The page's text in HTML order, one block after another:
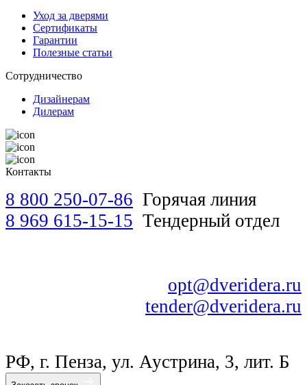
Уход за дверями
Сертификаты
Гарантии
Полезные статьи
Сотрудничество
Дизайнерам
Дилерам
Контакты
8 800 250-07-86 Горячая линия
8 969 615-15-15 Тендерный отдел
opt@dveridera.ru
tender@dveridera.ru
РФ, г. Пенза, ул. Аустрина, 3, лит. Б